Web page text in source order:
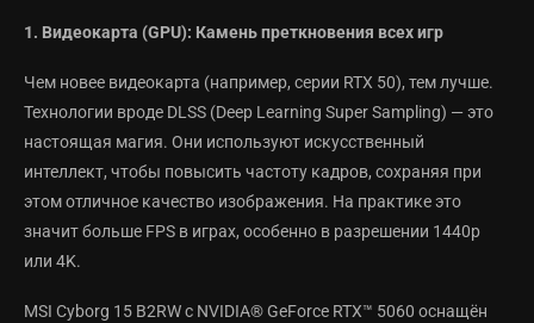
1. Видеокарта (GPU): Камень преткновения всех игр
Чем новее видеокарта (например, серии RTX 50), тем лучше.
Технологии вроде DLSS (Deep Learning Super Sampling) — это
настоящая магия. Они используют искусственный
интеллект, чтобы повысить частоту кадров, сохраняя при
этом отличное качество изображения. На практике это
значит больше FPS в играх, особенно в разрешении 1440p
или 4K.
MSI Cyborg 15 B2RW с NVIDIA® GeForce RTX™ 5060 оснащён